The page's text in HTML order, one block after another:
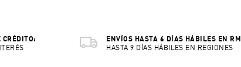
CRÉDITO:
ENVÍOS HASTA 6 DÍAS HÁBILES EN
HASTA 9 DÍAS HÁBILES EN REGIONES